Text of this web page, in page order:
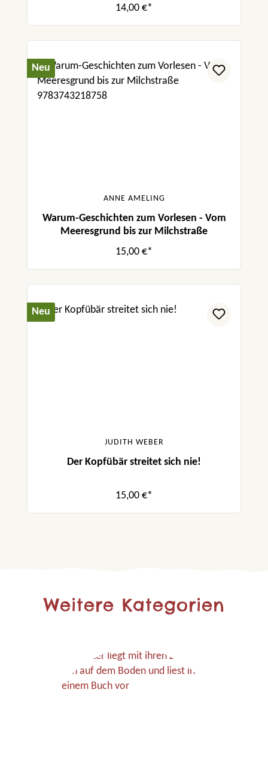
14,00 €*
Neu
ANNE AMELING
Warum-Geschichten zum Vorlesen - Vom
Meeresgrund bis zur Milchstraße
15,00 €*
Neu
JUDITH WEBER
Der Kopfübär streitet sich nie!
15,00 €*
Weitere Kategorien